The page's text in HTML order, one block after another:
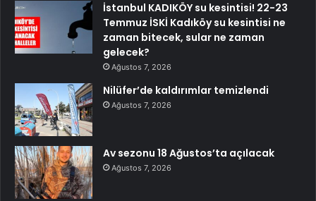
İstanbul KADIKÖY su kesintisi! 22-23
Temmuz İSKİ Kadıköy su kesintisi ne
zaman bitecek, sular ne zaman
gelecek?
Ağustos 7, 2026
Nilüfer’de kaldırımlar temizlendi
Ağustos 7, 2026
Av sezonu 18 Ağustos’ta açılacak
Ağustos 7, 2026